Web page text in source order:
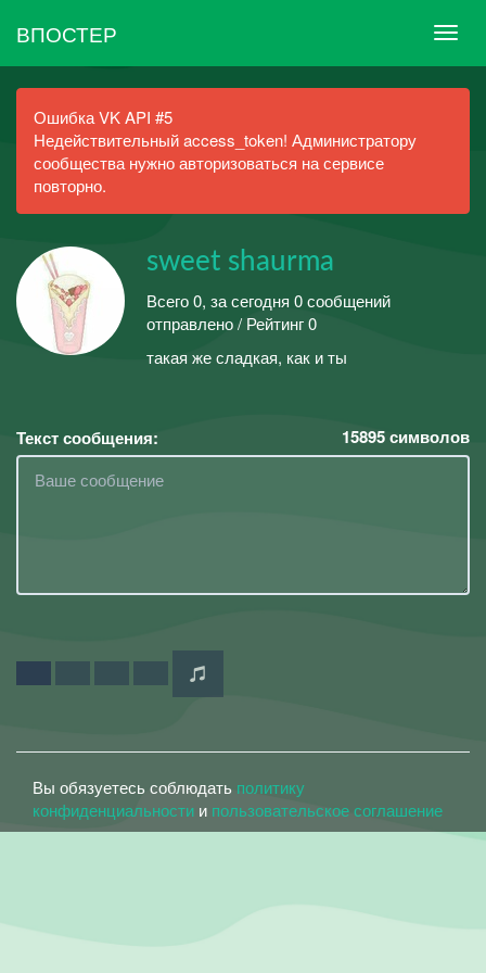
ВПОСТЕР
Ошибка VK API #5
Недействительный access_token! Администратору
сообщества нужно авторизоваться на сервисе
повторно.
sweet shaurma
Всего 0, за сегодня 0 сообщений
отправлено / Рейтинг 0
такая же сладкая, как и ты
Текст сообщения: 15895символов
Вы обязуетесь соблюдать политику
конфиденциальности и пользовательское соглашение